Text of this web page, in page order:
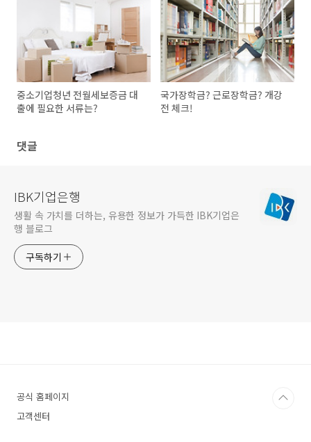
중소기업청년 전월세보증금 대
출에 필요한 서류는?
국가장학금? 근로장학금? 개강
전 체크!
댓글
IBK기업은행
생활 속 가치를 더하는, 유용한 정보가 가득한 IBK기업은
행 블로그
구독하기
공식 홈페이지
고객센터